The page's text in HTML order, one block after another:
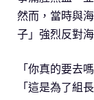
然而，當時與
子」強烈反對
「你真的要去
「這是為了組